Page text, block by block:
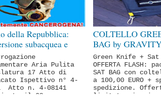
della Repubblica:
subacquea e
dell'aria
FLASH
Aria Pulita
17 Atto di
Ispettivo n° 4-
Atto n. 4-08141
COLTELLO
BAG by
ATTREZZATURE
NOTIZIA FLASH
INDUSTRIALE
Green Knife + Sat
OFFERTA FLASH:
SAT BAG con
a 100,00 EURO +
spedizione.